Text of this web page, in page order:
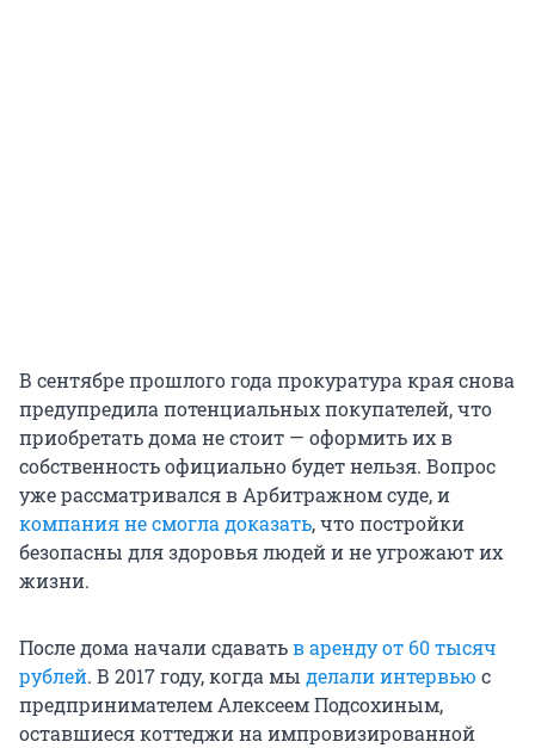
В сентябре прошлого года прокуратура края снова
предупредила потенциальных покупателей, что
приобретать дома не стоит — оформить их в
собственность официально будет нельзя. Вопрос
уже рассматривался в Арбитражном суде, и
компания не смогла доказать, что постройки
безопасны для здоровья людей и не угрожают их
жизни.
После дома начали сдаватьв аренду от 60 тысяч
рублей. В 2017 году, когда мы делали интервью с
предпринимателем Алексеем Подсохиным,
оставшиеся коттеджи на импровизированной